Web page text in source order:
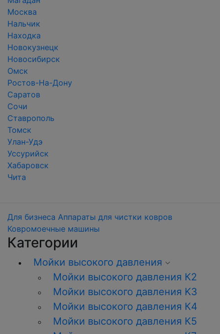
Москва
Нальчик
Находка
Новокузнецк
Новосибирск
Омск
Ростов-На-Дону
Саратов
Сочи
Ставрополь
Томск
Улан-Удэ
Уссурийск
Хабаровск
Чита
Для бизнеса Аппараты для чистки ковров
Ковромоечные машины
Категории
Мойки высокого давления
Мойки высокого давления К2
Мойки высокого давления K3
Мойки высокого давления К4
Мойки высокого давления К5